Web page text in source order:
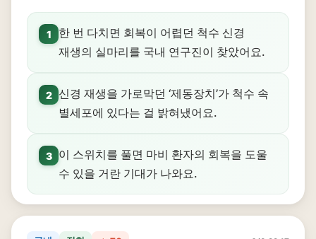
1
한 번 다치면 회복이 어렵던 척수 신경
재생의 실마리를 국내 연구진이 찾았어요.
2
신경 재생을 가로막던 ‘제동장치’가 척수 속
별세포에 있다는 걸 밝혀냈어요.
3
이 스위치를 풀면 마비 환자의 회복을 도울
수 있을 거란 기대가 나와요.